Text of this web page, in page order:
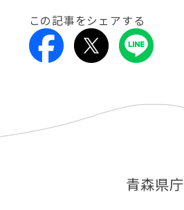
この記事をシェアする
青森県庁